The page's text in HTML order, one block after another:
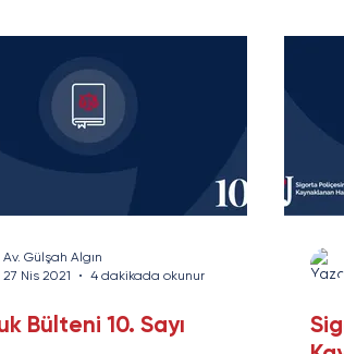
Girişim Sermayesi Finansal
Av. Gülşah Algın
27 Nis 2021
4 dakikada okunur
Bülteni 10. Sayı